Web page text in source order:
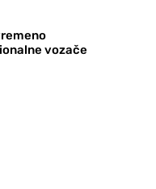
vozače